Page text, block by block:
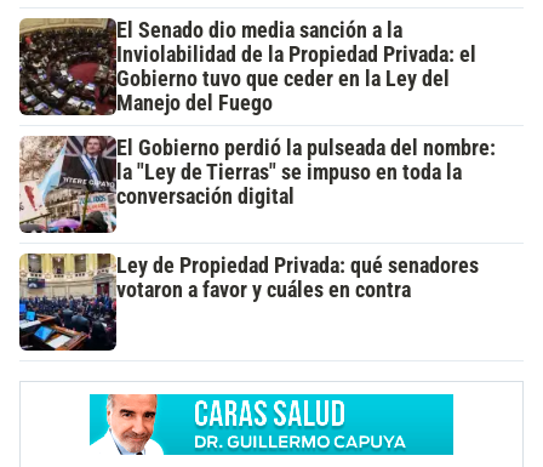
El Senado dio media sanción a la
Inviolabilidad de la Propiedad Privada: el
Gobierno tuvo que ceder en la Ley del
Manejo del Fuego
El Gobierno perdió la pulseada del nombre:
la "Ley de Tierras" se impuso en toda la
conversación digital
Ley de Propiedad Privada: qué senadores
votaron a favor y cuáles en contra